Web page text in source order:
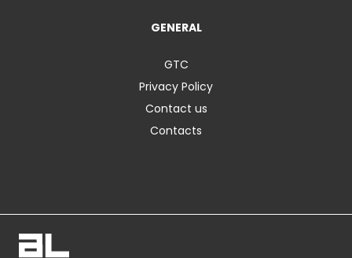
GENERAL
GTC
Privacy Policy
Contact us
Contacts